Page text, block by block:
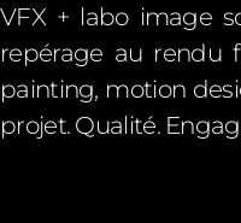
VFX + labo image
repérage au rendu
painting, motion
projet. Qualité.